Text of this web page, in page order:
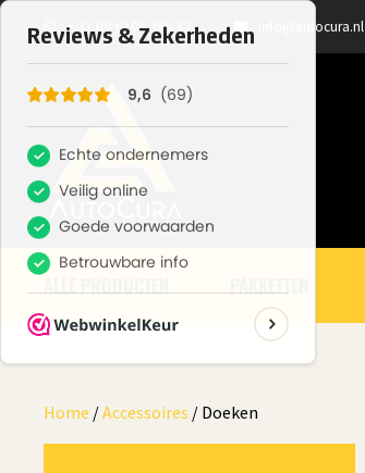
+ 31 (0) 6100 366 32 info@autocura.nl
ALLE PRODUCTEN PAKKETTEN
Home /Accessoires / Doeken